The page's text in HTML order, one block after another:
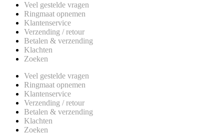
Veel gestelde vragen
Ringmaat opnemen
Klantenservice
Verzending / retour
Betalen & verzending
Klachten
Zoeken
Veel gestelde vragen
Ringmaat opnemen
Klantenservice
Verzending / retour
Betalen & verzending
Klachten
Zoeken